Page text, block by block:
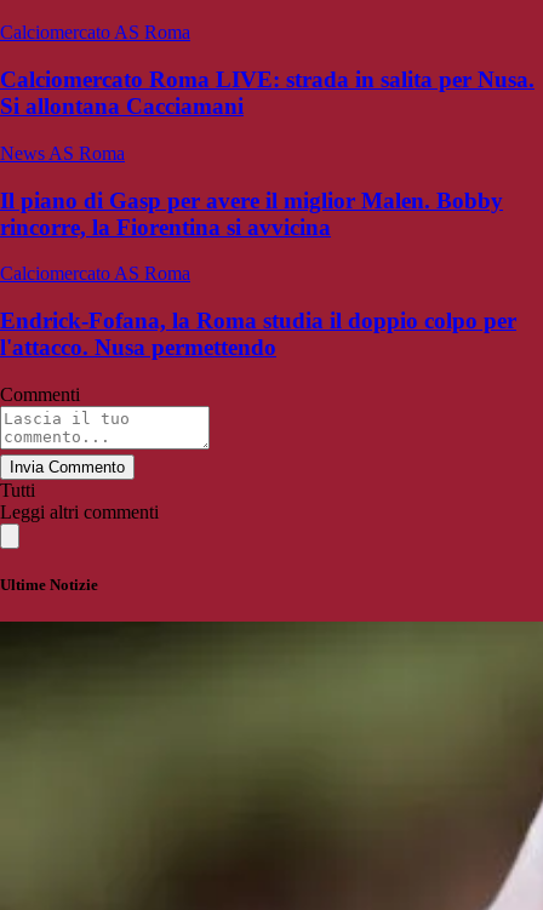
Calciomercato AS Roma
Calciomercato Roma LIVE: strada in salita per Nusa.
Si allontana Cacciamani
News AS Roma
Il piano di Gasp per avere il miglior Malen. Bobby
rincorre, la Fiorentina si avvicina
Calciomercato AS Roma
Endrick-Fofana, la Roma studia il doppio colpo per
l'attacco. Nusa permettendo
Commenti
Invia Commento
Tutti
Leggi altri commenti
Ultime Notizie